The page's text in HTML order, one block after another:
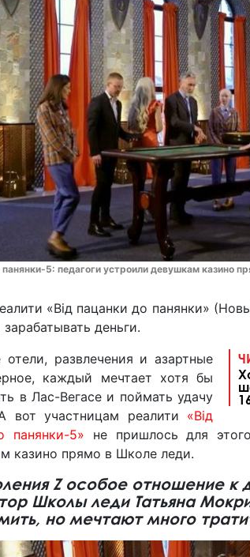
панянки-5: педагоги устроили девушкам казино
«Від пацанки до панянки»
деньги.
развлечения и азартные
каждый мечтает хотя бы
в Лас-Вегасе и поймать удачу
вот участницам реалити «Від
панянки-5» не пришлось для
казино прямо в Школе леди.
Z особое отношение к
Школы леди Татьяна
но мечтают много